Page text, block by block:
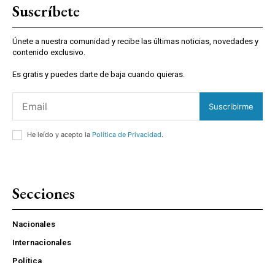
Suscríbete
Únete a nuestra comunidad y recibe las últimas noticias, novedades y
contenido exclusivo.
Es gratis y puedes darte de baja cuando quieras.
Suscribirme
He leído y acepto la Política de Privacidad.
Secciones
Nacionales
Internacionales
Política